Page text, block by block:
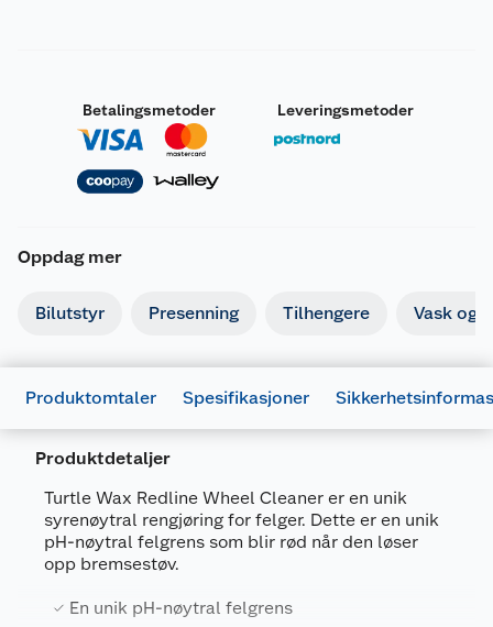
Betalingsmetoder Leveringsmetoder
Oppdag mer
Bilutstyr Presenning Tilhengere Vask og
Produktomtaler Spesifikasjoner
Produktdetaljer
Turtle Wax Redline Wheel Cleaner er en unik
syrenøytral rengjøring for felger. Dette er en unik
pH-nøytral felgrens som blir rød når den løser
opp bremsestøv.
En unik pH-nøytral felgrens
Generelt
Artikkelnummer
5010322528262
H302Farlig ved svelging.
Dokumentasjon
Forsiktighetsutsagn
P101
Dersom det er nødvendig med legehjelp, ha
produktets beholder eller etikett for
Oppbevares utilgjengelig for barn. Les